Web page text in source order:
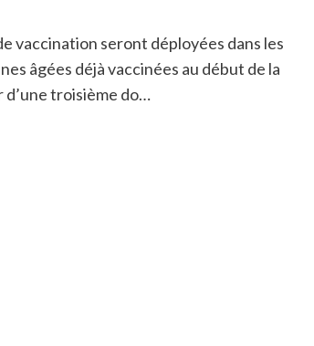
vaccination seront déployées dans les
âgées déjà vaccinées au début de la
troisième do…